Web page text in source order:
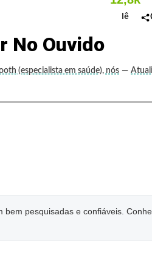
lê
No Ouvido
(especialista em saúde), nós —
pesquisadas e confiáveis.